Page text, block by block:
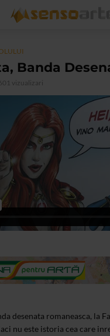
Banda
vizualizari
desenata romaneasca, la
nu este istoria cea care